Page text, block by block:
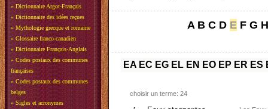
» Dictionnaire Argot-Français
» Dictionnaire des idées reçues
» Mythologie grecque et romaine
» Glossaire franco-canadien
» Dictionnaire Français-Anglais
» Codes postaux des communes
françaises
» Codes postaux des communes
belges
» Sigles et acronymes
A B C D E F G H
EA EC EG EL EN EO EP ER ES
choisir un terme: 24